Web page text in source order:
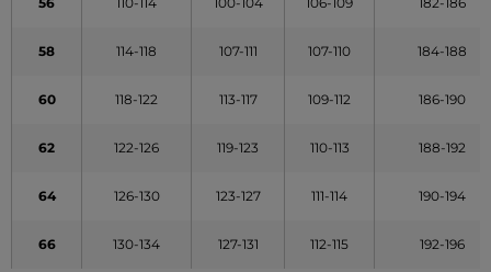
58 114-118 107-111 107-110 184-188
60 118-122 113-117 109-112 186-190
62 122-126 119-123 110-113 188-192
64 126-130 123-127 111-114 190-194
66 130-134 127-131 112-115 192-196